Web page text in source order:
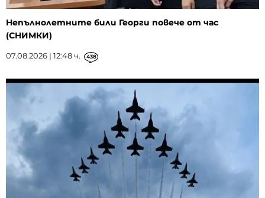
Непълнолетните били Георги повече от час
(СНИМКИ)
07.08.2026 | 12:48 ч. 438